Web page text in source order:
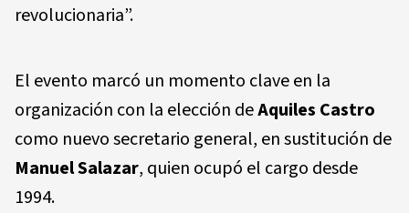
revolucionaria”.
El evento marcó un momento clave en la
organización con la elección deAquiles Castro
como nuevo secretario general, en sustitución de
Manuel Salazar, quien ocupó el cargo desde
1994.